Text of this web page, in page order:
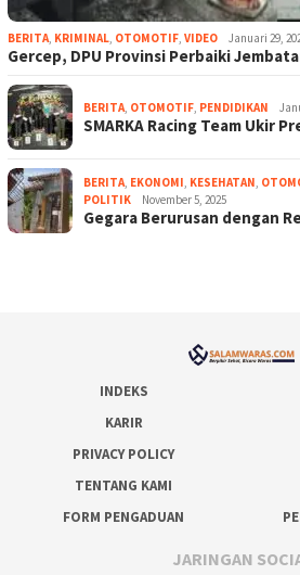
BERITA, KRIMINAL, OTOMOTIF, VIDEO Januari 29,
Gercep, DPU Provinsi Perbaiki
BERITA, OTOMOTIF, PENDIDIKAN
SMARKA Racing Team Ukir
BERITA, EKONOMI, KESEHATAN,
POLITIK
November 5, 2025
Gegara Berurusan dengan
INDEKS
KARIR
PRIVACY POLICY
TENTANG KAMI
FORM PENGADUAN
JARINGAN